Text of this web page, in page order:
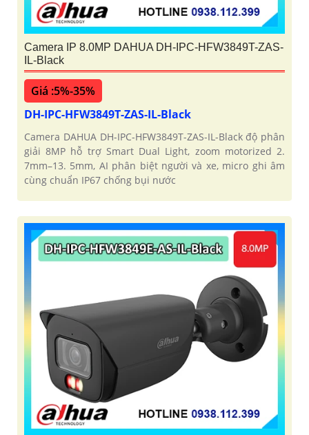
Camera IP 8.0MP DAHUA DH-IPC-HFW3849T-ZAS-
IL-Black
Giá :5%-35%
DH-IPC-HFW3849T-ZAS-IL-Black
Camera DAHUA DH-IPC-HFW3849T-ZAS-IL-Black độ phân
giải 8MP hỗ trợ Smart Dual Light, zoom motorized 2.
7mm–13. 5mm, AI phân biệt người và xe, micro ghi âm
cùng chuẩn IP67 chống bụi nước